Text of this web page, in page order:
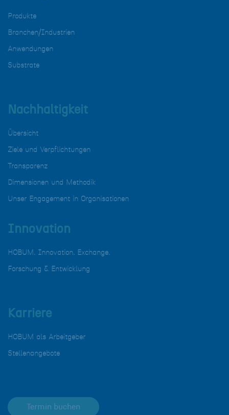
Produkte
Branchen/Industrien
Anwendungen
Substrate
Nachhaltigkeit
Übersicht
Ziele und Verpflichtungen
Transparenz
Dimensionen und Methodik
Unser Engagement in Organisationen
Innovation
HOBUM. Innovation. Exchange.
Forschung & Entwicklung
Karriere
HOBUM als Arbeitgeber
Stellenangebote
Termin buchen